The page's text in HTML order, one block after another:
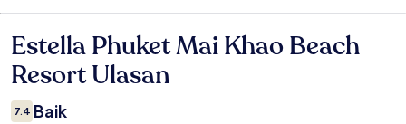
Ulasan
Estella Phuket Mai Khao Beach
Resort Ulasan
7.4 Baik